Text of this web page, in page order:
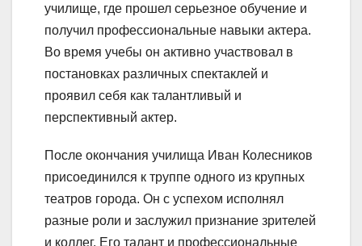
училище, где прошел серьезное обучение и
получил профессиональные навыки актера.
Во время учебы он активно участвовал в
постановках различных спектаклей и
проявил себя как талантливый и
перспективный актер.
После окончания училища Иван Колесников
присоединился к труппе одного из крупных
театров города. Он с успехом исполнял
разные роли и заслужил признание зрителей
и коллег. Его талант и профессиональные